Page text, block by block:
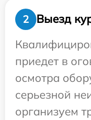
2
Выезд
приедет в
осмотра
серьезной
организуем